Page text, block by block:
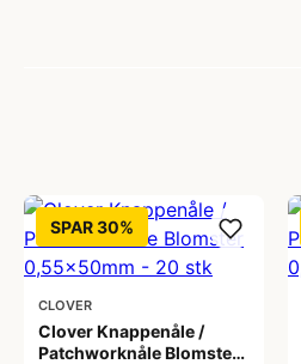
SPAR 30%
CLOVER
Clover Knappenåle /
Patchworknåle Blomster